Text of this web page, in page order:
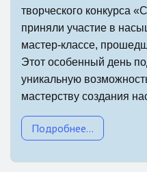
творческого конкурса
приняли участие в
мастер-классе,
Этот особенный день
уникальную
мастерству создания
Подробнее...